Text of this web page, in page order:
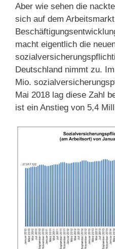
Aber wie sehen die
sich auf dem
macht eigentlich die
Deutschland nimmt zu.
Mio.
Mai 2018 lag diese Zahl
ist ein Anstieg von 5,4